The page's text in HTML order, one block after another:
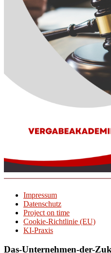
Impressum
Datenschutz
Project on time
Cookie-Richtlinie (EU)
KI-Praxis
Das-Unternehmen-der-